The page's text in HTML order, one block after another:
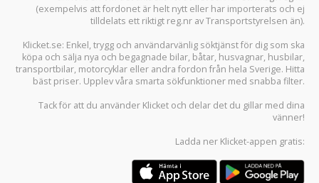
(exempelvis att fordonet är helt nytt eller har importerats och ej
tilldelats ett riktigt reg.nr av Transportstyrelsen än).
Klicket.se: Enkel, trygg och användarvänlig söktjänst för dig som ska
köpa och sälja nya och begagnade bilar, båtar, husvagnar, husbilar,
transportbilar, motorcyklar eller andra fordon från hela Sverige. Hitta
bäst priser. Upplev våra smarta sökfunktioner med snabba filter.
Tack för att du använder Klicket och delar det du gillar med dina
vänner!
Ladda ner Klicket-appen gratis: